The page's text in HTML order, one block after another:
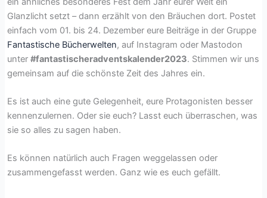
Glanzlicht setzt – dann erzählt von den Bräuchen dort. Postet
einfach vom 01. bis 24. Dezember eure Beiträge in der Gruppe
Fantastische Bücherwelten, auf Instagram oder Mastodon
unter#fantastischeradventskalender2023. Stimmen wir uns
gemeinsam auf die schönste Zeit des Jahres ein.
Es ist auch eine gute Gelegenheit, eure Protagonisten besser
kennenzulernen. Oder sie euch? Lasst euch überraschen, was
sie so alles zu sagen haben.
Es können natürlich auch Fragen weggelassen oder
zusammengefasst werden. Ganz wie es euch gefällt.